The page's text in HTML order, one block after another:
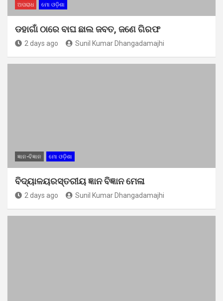
ଅପରାଧ ମୋ ଓଡ଼ିଶା
ଡହାଗାଁ ଠାରେ ବାଘ ଛାଲ ଜବତ, ଜଣେ ଗିରଫ
2 days ago Sunil Kumar Dhangadamajhi
ଜ୍ଞାନ-ବିଜ୍ଞାନ ମୋ ଓଡ଼ିଶା
ବିଦ୍ୟାଳୟରସ୍ତରୀୟ ଜ୍ଞାନ ବିଜ୍ଞାନ ମେଳା
2 days ago Sunil Kumar Dhangadamajhi